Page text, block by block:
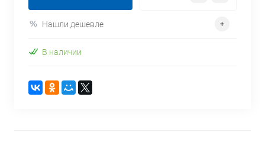
Нашли дешевле
В наличии